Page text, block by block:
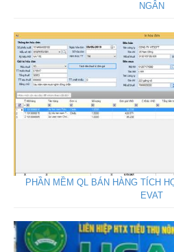
NGÂN
PHẦN MỀM QL BÁN HÀNG TÍCH
EVAT